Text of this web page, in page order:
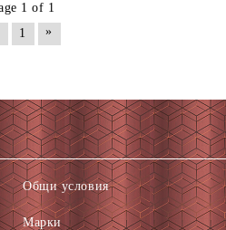
1 of 1
1 »
Общи условия
Марки